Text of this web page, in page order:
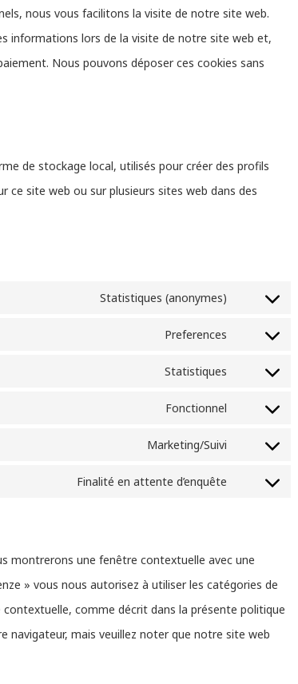
nous vous facilitons la visite de notre site web.
informations lors de la visite de notre site web et,
Nous pouvons déposer ces cookies sans
de stockage local, utilisés pour créer des profils
ce site web ou sur plusieurs sites web dans des
Statistiques (anonymes)
Consent
Preferences
Consent
Statistiques
Consent
Fonctionnel
Consent
Marketing/Suivi
Consent
fonts
Finalité en attente d’enquête
Consent
divers
montrerons une fenêtre contextuelle avec une
» vous nous autorisez à utiliser les catégories de
comme décrit dans la présente politique
navigateur, mais veuillez noter que notre site web